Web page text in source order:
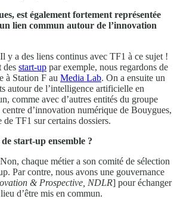
est également fortement représentée
lien commun autour de l’innovation
Il y a des liens continus avec TF1 à ce sujet !
des start-up par exemple, nous regardons de
à Station F au Media Lab. On a ensuite un
autour de l’intelligence artificielle en
comme avec d’autres entités du groupe
d’innovation numérique de Bouygues,
TF1 sur certains dossiers.
start-up ensemble ?
chaque métier a son comité de sélection
Par contre, nous avons une gouvernance
& Prospective, NDLR] pour échanger
d’être mis en commun.